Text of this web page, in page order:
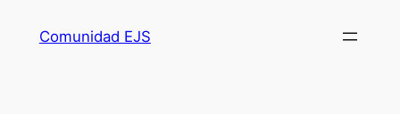
Comunidad EJS